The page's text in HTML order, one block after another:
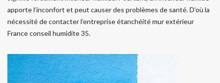
apporte l’inconfort et peut causer des problèmes de santé. D’où la
nécessité de contacter l’entreprise étanchéité mur extérieur
France conseil humidite 35.